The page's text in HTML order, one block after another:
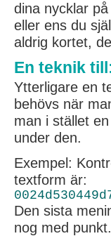
dina nycklar
eller ens du
aldrig kortet,
En teknik
Ytterligare en
behövs när
man i stället
under den.
Exempel:
textform är:
Den sista
nog med